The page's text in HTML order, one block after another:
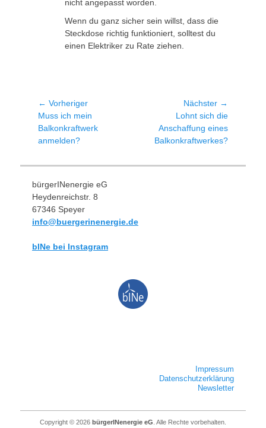
nicht angepasst worden.
Wenn du ganz sicher sein willst, dass die
Steckdose richtig funktioniert, solltest du
einen Elektriker zu Rate ziehen.
Beitragsnavigation
← Vorheriger
Vorheriger
Beitrag:
Muss ich mein
Balkonkraftwerk
anmelden?
Nächster →
Beitrag:
Lohnt sich die
Anschaffung eines
Balkonkraftwerkes?
bürgerINenergie eG
Heydenreichstr. 8
67346 Speyer
info@buergerinenergie.de
bINe bei Instagram
Impressum
Datenschutzerklärung
Newsletter
Copyright © 2026 bürgerINenergie eG . Alle Rechte vorbehalten.